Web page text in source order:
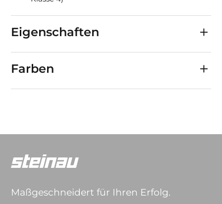
Eigenschaften
Farben
Maßgeschneidert für Ihren Erfolg.